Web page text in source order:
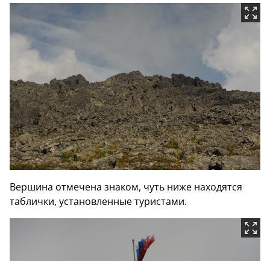
Вершина отмечена знаком, чуть ниже находятся
таблички, установленные туристами.